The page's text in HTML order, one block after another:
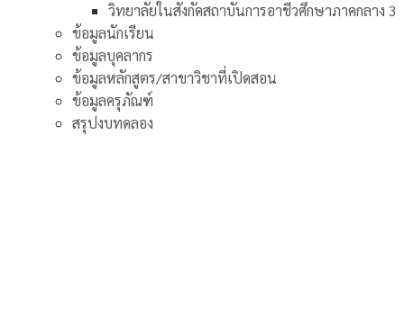
วิทยาลัยในสังกัดสถาบันการอาชีวศึกษาภาคกลาง 3
ข้อมูลนักเรียน
ข้อมูลบุคลากร
ข้อมูลหลักสูตร/สาขาวิชาที่เปิดสอน
ข้อมูลครุภัณฑ์
สรุปงบทดลอง